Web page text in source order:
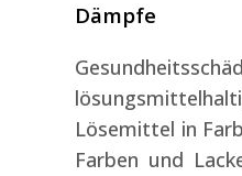
Dämpfe
Lösemittel in
Farben und